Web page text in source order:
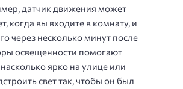
датчик движения может
когда вы входите в комнату, и
через несколько минут после
освещенности помогают
ярко на улице или
свет так, чтобы он был